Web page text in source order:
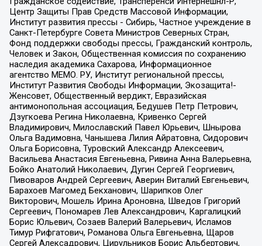
Центр Защиты Прав Средств Массовой Информации,
Институт развития прессы - Сибирь, Частное учреждение в
Санкт-Петербурге Совета Министров Северных Стран,
Фонд поддержки свободы прессы, Гражданский контроль,
Человек и Закон, Общественная комиссия по сохранению
наследия академика Сахарова, Информационное
агентство МЕМО. РУ, Институт региональной прессы,
Институт Развития Свободы Информации, Экозащита!-
Женсовет, Общественный вердикт, Евразийская
антимонопольная ассоциация, Бедушев Петр Петрович,
Дзугкоева Регина Николаевна, Кривенко Сергей
Владимирович, Милославский Павел Юрьевич, Шнырова
Ольга Вадимовна, Чанышева Лилия Айратовна, Сидорович
Ольга Борисовна, Туровский Александр Алексеевич,
Васильева Анастасия Евгеньевна, Ривина Анна Валерьевна,
Бойко Анатолий Николаевич, Дугин Сергей Георгиевич,
Пивоваров Андрей Сергеевич, Аверин Виталий Евгеньевич,
Барахоев Магомед Бекханович, Шарипков Олег
Викторович, Мошель Ирина Ароновна, Шведов Григорий
Сергеевич, Пономарев Лев Александрович, Каргалицкий
Борис Юльевич, Созаев Валерий Валерьевич, Исламов
Тимур Рифгатович, Романова Ольга Евгеньевна, Щаров
Сергей Алексадрович, Цирульников Борис Альбертович,